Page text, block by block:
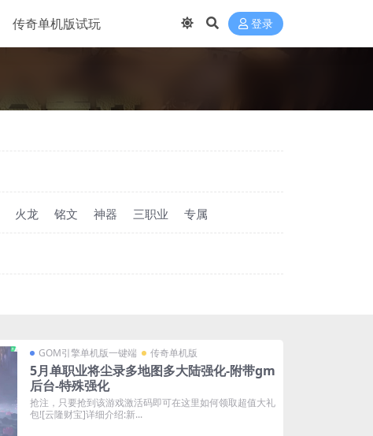
传奇单机版试玩 登录
火龙 铭文 神器 三职业 专属
GOM引擎单机版一键端 传奇单机版
5月单职业将尘录多地图多大陆强化-附带gm
后台-特殊强化
抢注，只要抢到该游戏激活码即可在这里如何领取超值大礼
包![云隆财宝]详细介绍:新...